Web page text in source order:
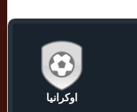
اوكرانيا